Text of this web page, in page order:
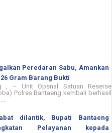
Peredaran Sabu, Amankan
Gram Barang Bukti
, – Unit Opsnal Satuan Reserse
Polres Bantaeng kembali berhasil
dilantik, Bupati Bantaeng
Pelayanan kepada